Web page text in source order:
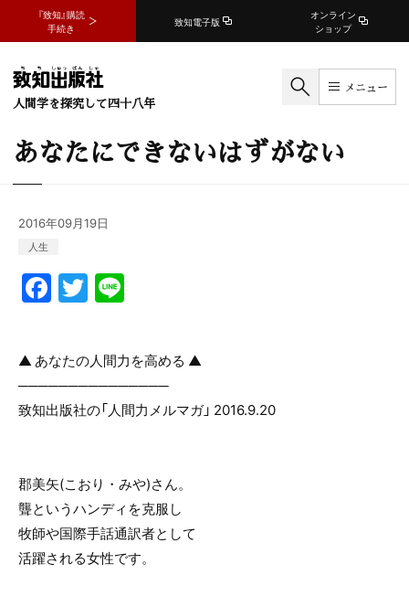
『致知』購読
手続き
致知電子版
オンライン
ショップ
人間学を探究して四十八年
メニュー
あなたにできないはずがない
2016年09月19日
人生
F
a
c
e
b
k
T
w
itt
er
e
▲ あなたの人間力を高める ▲
───────────────
致知出版社の「人間力メルマガ」 2016.9.20
郡美矢(こおり・みや)さん。
聾というハンディを克服し
牧師や国際手話通訳者として
活躍される女性です。